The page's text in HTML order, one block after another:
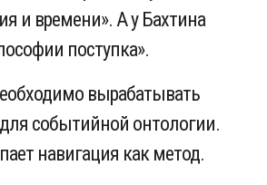
и времени». А у Бахтина
поступка».
вырабатывать
событийной онтологии.
навигация как метод.